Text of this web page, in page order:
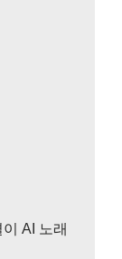
AI 노래